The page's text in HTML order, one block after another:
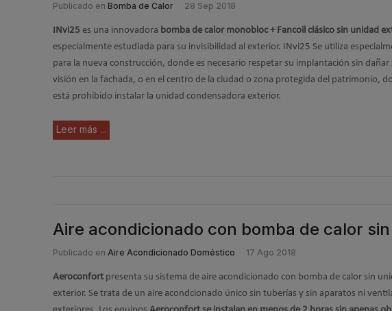
Publicado en Bomba de Calor 28 Sep 2018
INvi25 es una innovadora bomba de calor monobloc + Fancoil clásico sin unidad
especialmente estudiada para su invisibilidad al exterior. INvi25 Se utiliza
para la nueva construcción, donde es necesario respetar su implantación sin dañar
visión en la fachada, o en el centro de la ciudad o zona protegida del patrimonio,
está prohibido instalar la unidad condensadora exterior.
Leer más ...
Aire acondicionado con bomba de calor
Publicado en Aire Acondicionado Doméstico 17 Ago 2018
Aeroconfort presenta su sistema de aire acondicionado con bomba de calor sin
exterior. Se trata de un aire acondcionado único sin tuberías y sin aparatos ni